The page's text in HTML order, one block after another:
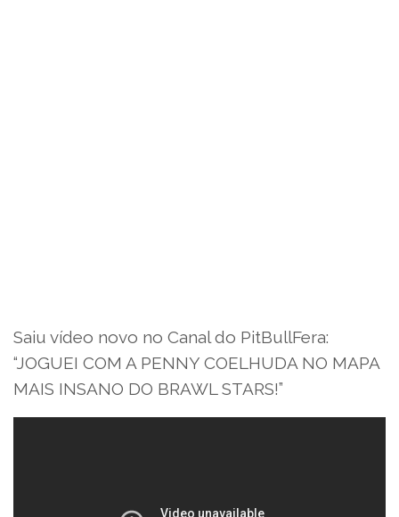
Saiu vídeo novo no Canal do PitBullFera:
“JOGUEI COM A PENNY COELHUDA NO MAPA
MAIS INSANO DO BRAWL STARS!”